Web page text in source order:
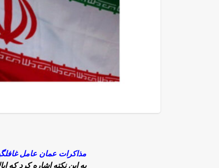
مذاکرات عمان عامل
به این نکته اشاره کرد که